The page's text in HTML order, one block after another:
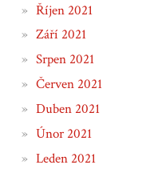
Říjen 2021
Září 2021
Srpen 2021
Červen 2021
Duben 2021
Únor 2021
Leden 2021